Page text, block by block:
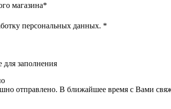
магазина*
персональных данных. *
для заполнения
отправлено. В ближайшее время с Вами